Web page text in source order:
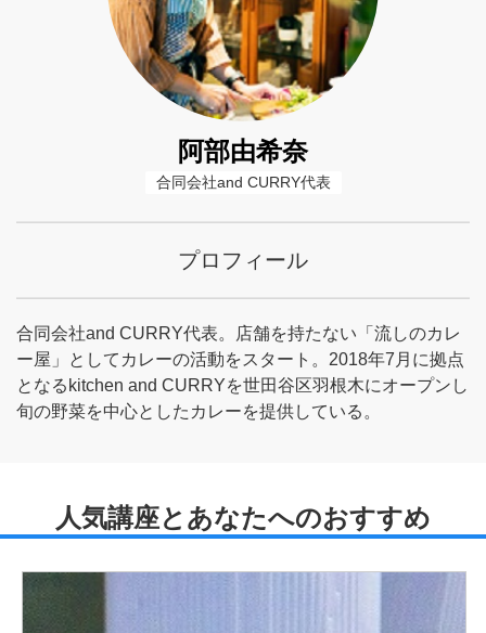
阿部由希奈
合同会社and CURRY代表
プロフィール
合同会社and CURRY代表。店舗を持たない「流しのカレ
ー屋」としてカレーの活動をスタート。2018年7月に拠点
となるkitchen and CURRYを世田谷区羽根木にオープンし
旬の野菜を中心としたカレーを提供している。